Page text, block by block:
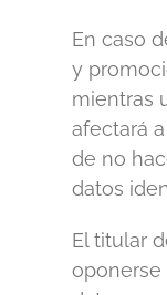
En caso
y
mientras
afectará
de no
datos
El titular
oponerse